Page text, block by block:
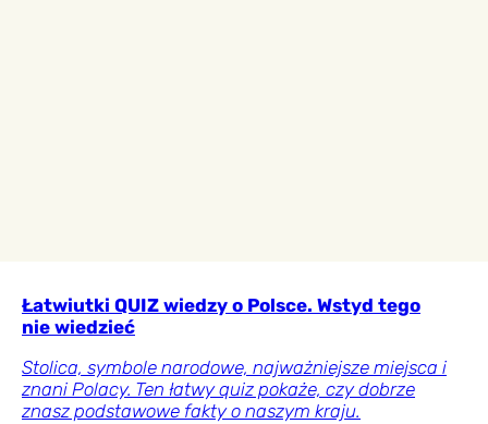
Łatwiutki QUIZ wiedzy o Polsce. Wstyd tego
nie wiedzieć
Stolica, symbole narodowe, najważniejsze miejsca i
znani Polacy. Ten łatwy quiz pokaże, czy dobrze
znasz podstawowe fakty o naszym kraju.